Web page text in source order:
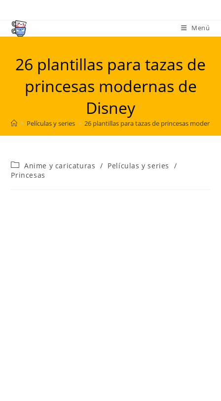
contenido
Menú
26 plantillas para tazas de
princesas modernas de
Disney
> Películas y series > 26 plantillas para tazas de princesas
Categoría
de
Anime y caricaturas / Películas y series
/
Princesas